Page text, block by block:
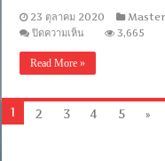
23 ตุลาคม 2020 Master
ปิดความเห็นบน
1080P]
Holmes
(2020)
3,665
Read More »
1 2 3 4 5 »